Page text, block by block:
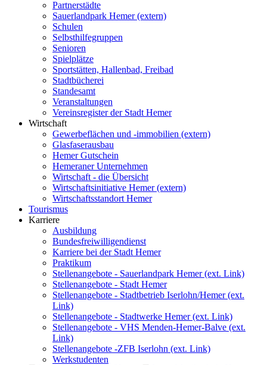
Partnerstädte
Sauerlandpark Hemer (extern)
Schulen
Selbsthilfegruppen
Senioren
Spielplätze
Sportstätten, Hallenbad, Freibad
Stadtbücherei
Standesamt
Veranstaltungen
Vereinsregister der Stadt Hemer
Wirtschaft
Gewerbeflächen und -immobilien (extern)
Glasfaserausbau
Hemer Gutschein
Hemeraner Unternehmen
Wirtschaft - die Übersicht
Wirtschaftsinitiative Hemer (extern)
Wirtschaftsstandort Hemer
Tourismus
Karriere
Ausbildung
Bundesfreiwilligendienst
Karriere bei der Stadt Hemer
Praktikum
Stellenangebote - Sauerlandpark Hemer (ext. Link)
Stellenangebote - Stadt Hemer
Stellenangebote - Stadtbetrieb Iserlohn/Hemer (ext.
Link)
Stellenangebote - Stadtwerke Hemer (ext. Link)
Stellenangebote - VHS Menden-Hemer-Balve (ext.
Link)
Stellenangebote -ZFB Iserlohn (ext. Link)
Werkstudenten